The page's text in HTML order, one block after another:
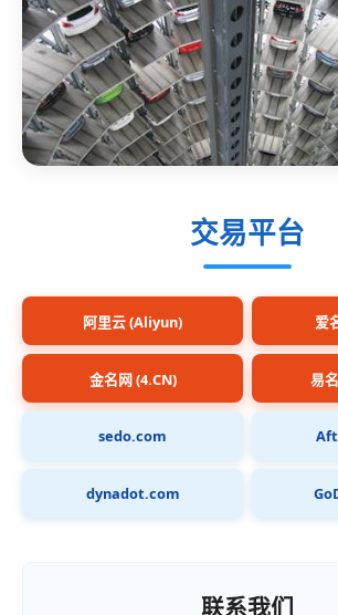
交易平台
阿里云 (Aliyun) 爱
金名网 (4.CN) 易
sedo.com
dynadot.com
联系我们